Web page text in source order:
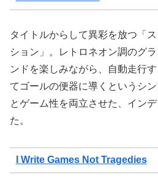
タイトルからして異彩を放つ「
ション」。レトロネオン調のグ
ンドを楽しみながら、自動走行
てゴールの便器に導くというシ
とゲーム性を両立させた、イン
た。
I Write Games Not Tragedies